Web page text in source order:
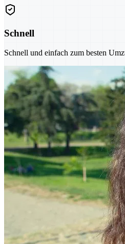
Schnell
Schnell und einfach zum besten